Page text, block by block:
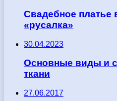
Свадебное платье
«русалка»
30.04.2023
Основные виды и
ткани
27.06.2017